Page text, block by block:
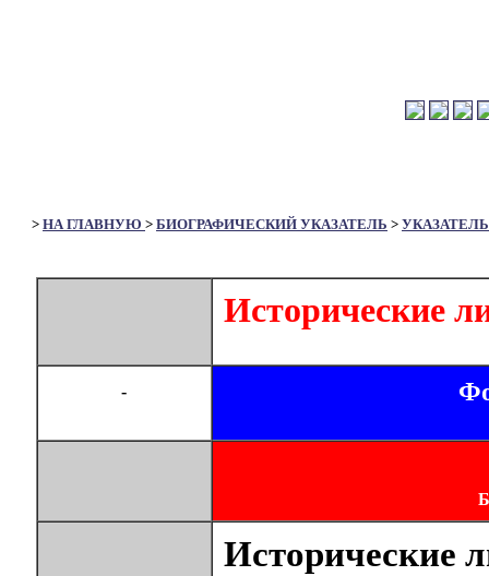
> НА ГЛАВНУЮ > БИОГРАФИЧЕСКИЙ УКАЗАТЕЛЬ >
Исторические
-
Исторические